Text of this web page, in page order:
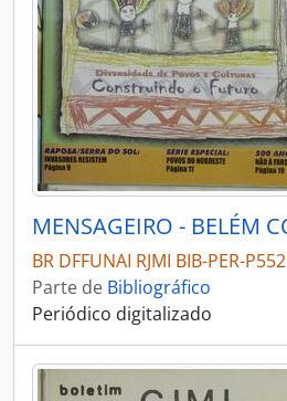
BR DFFUNAI RJMI BIB-PER-P552
Parte de Bibliográfico
Periódico digitalizado